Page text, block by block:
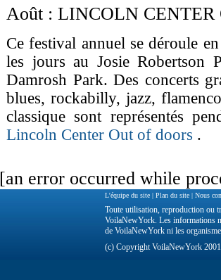
Août : LINCOLN CENTER
Ce festival annuel se déroule
les jours au Josie Robertson
Damrosh Park. Des concerts
blues, rockabilly, jazz,
classique sont représentés
Lincoln Center Out of doors .
[an error occurred while
L'équipe du site | Plan du site | Nous
Toute utilisation, reproduction ou
VoilaNewYork. Les informations
de VoilaNewYork ni les
(c) Copyright VoilaNewYork